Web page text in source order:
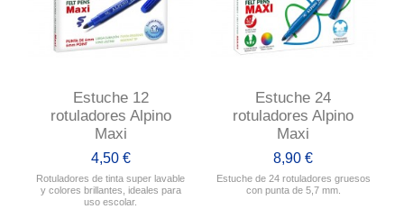
Estuche 12
rotuladores Alpino
Maxi
4,50 €
Rotuladores de tinta super lavable
y colores brillantes, ideales para
uso escolar.
Estuche 24
rotuladores Alpino
Maxi
8,90 €
Estuche de 24 rotuladores gruesos
con punta de 5,7 mm.